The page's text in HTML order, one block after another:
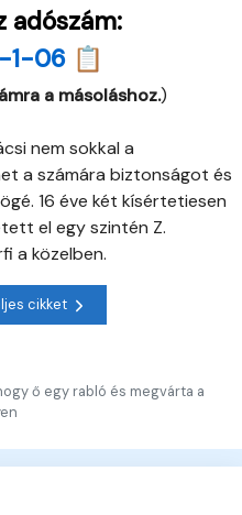
adószám:
1-06 📋
a másoláshoz.)
nem sokkal a
a számára biztonságot és
16 éve két kísértetiesen
el egy szintén Z.
a közelben.
cikket
ő egy rabló és megvárta a